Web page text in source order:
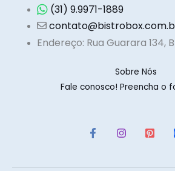
(31) 9.9971-1889
Endereço: Rua Guarara 134,
Sobre Nós
Fale conosco! Preencha o